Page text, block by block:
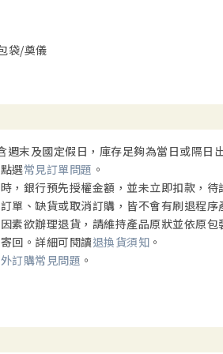
袋/奠儀
週末及國定假日，庫存足夠為當日或隔日
選常見訂單問題 。
，銀行預先授權金額，並未立即扣款，
單、缺貨或取消訂購，皆不會有刷退程序
素欲辦理退貨，請維持產品原狀並依原
回。詳細可閱讀退換貨須知 。
訂購常見問題 。